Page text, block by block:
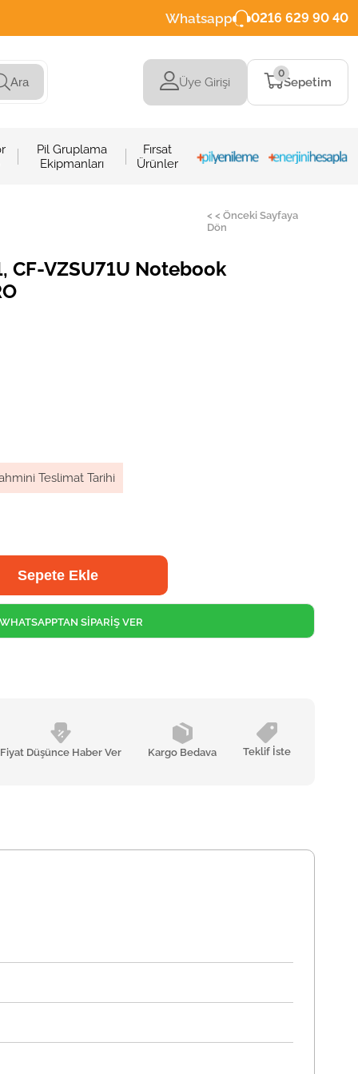
Whatsapp 0216 629 90 40
Ara Üye Girişi Sepetim
0
Pil Gruplama
Ekipmanları
Fırsat
Ürünler
< < Önceki Sayfaya
Dön
CF-VZSU71U Notebook
Teslimat Tarihi
Fiyat Düşünce Haber Ver Kargo Bedava Teklif İste
WHATSAPPTAN SİPARİŞ VER